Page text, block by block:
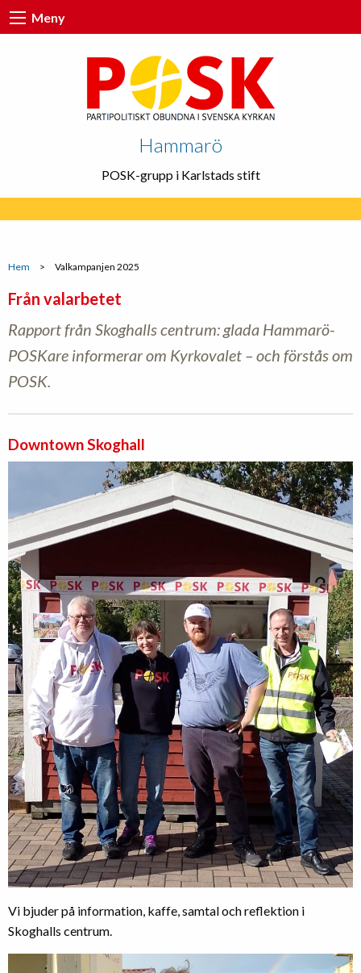
Meny
Hammarö
POSK-grupp i Karlstads stift
Hem > Valkampanjen 2025
Från valarbetet
Rapport från Skoghalls centrum: glada Hammarö-
POSKare informerar om Kyrkovalet – och förstås om
POSK.
Downtown Skoghall
Vi bjuder på information, kaffe, samtal och reflektion i
Skoghalls centrum.